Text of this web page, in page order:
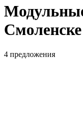
Смоленске
4 предложения